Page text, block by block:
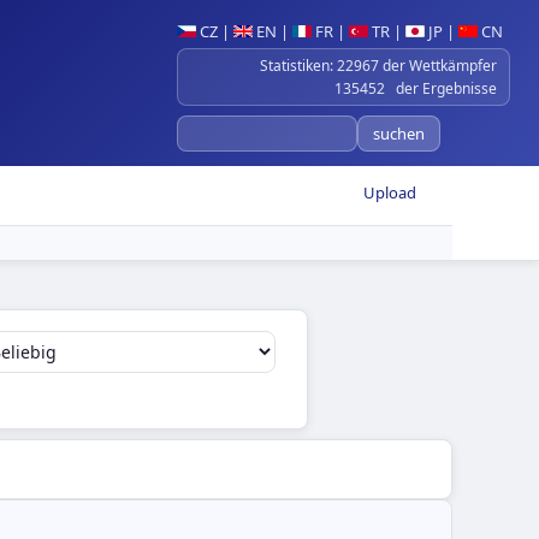
CZ | EN | FR | TR | JP | CN
Statistiken: 22967 der Wettkämpfer
135452 der Ergebnisse
Upload